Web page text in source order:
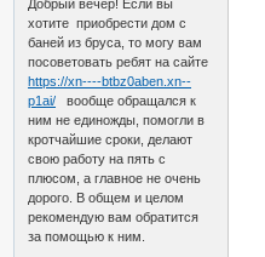
Добрый вечер! Если вы
хотите приобрести дом с
баней из бруса, то могу вам
посоветовать ребят на сайте
https://xn----btbz0aben.xn--
p1ai/ вообще обращался к
ним не единожды, помогли в
кротчайшие сроки, делают
свою работу на пять с
плюсом, а главное не очень
дорого. В общем и целом
рекомендую вам обратится
за помощью к ним.